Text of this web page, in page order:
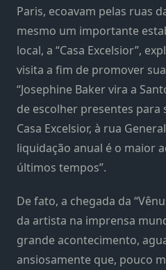
Paris, ecoavam pelas ruas
mesmo um importante
local, a “Casa Excelsior”,
visita a fim de promover
“Josephine Baker vira a
de escolher presentes para
Casa Excelsior, à rua
liquidação anual é o maior
últimos tempos”.
De fato, a chegada da
da artista na imprensa
grande acontecimento,
ansiosamente que, pouco